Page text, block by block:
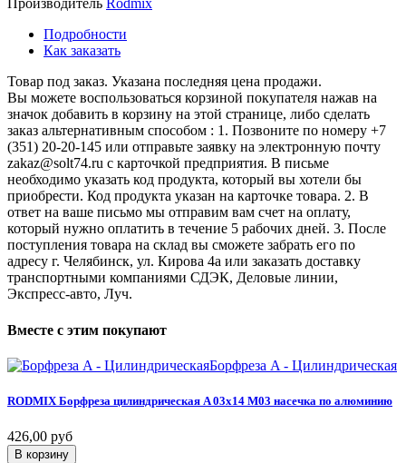
Производитель Rodmix
Подробности
Как заказать
Товар под заказ. Указана последняя цена продажи.
Вы можете воспользоваться корзиной покупателя нажав на
значок добавить в корзину на этой странице, либо сделать
заказ альтернативным способом : 1. Позвоните по номеру +7
(351) 20-20-145 или отправьте заявку на электронную почту
zakaz@solt74.ru с карточкой предприятия. В письме
необходимо указать код продукта, который вы хотели бы
приобрести. Код продукта указан на карточке товара. 2. В
ответ на ваше письмо мы отправим вам счет на оплату,
который нужно оплатить в течение 5 рабочих дней. 3. После
поступления товара на склад вы сможете забрать его по
адресу г. Челябинск, ул. Кирова 4а или заказать доставку
транспортными компаниями СДЭК, Деловые линии,
Экспресс-авто, Луч.
Вместе с этим покупают
Борфреза A - Цилиндрическая
RODMIX Борфреза цилиндрическая A 03х14 M03 насечка по алюминию
426,00 руб
В корзину